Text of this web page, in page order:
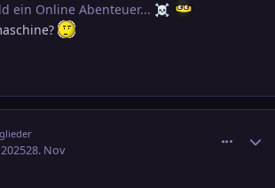
ein Online Abenteuer... ☠️
28. Nov